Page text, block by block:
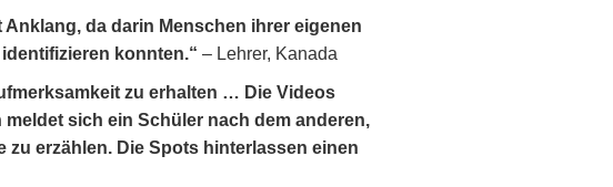
da darin Menschen ihrer eigenen
konnten.“ – Lehrer, Kanada
zu erhalten … Die Videos
sich ein Schüler nach dem anderen,
erzählen. Die Spots hinterlassen einen